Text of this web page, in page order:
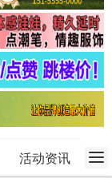
活动资讯